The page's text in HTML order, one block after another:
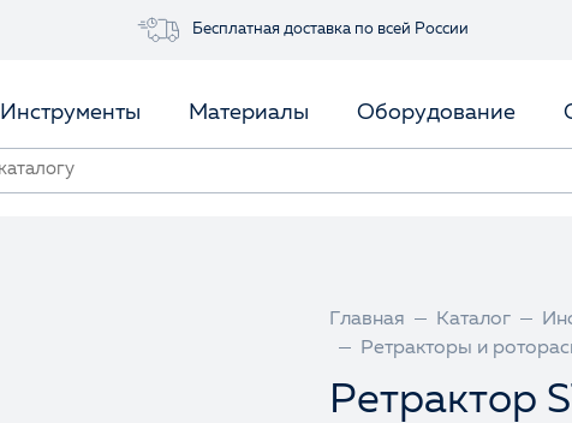
Бесплатная доставка по всей России
Инструменты Материалы Оборудование
Главная Каталог
Ретракторы и
Ретрактор